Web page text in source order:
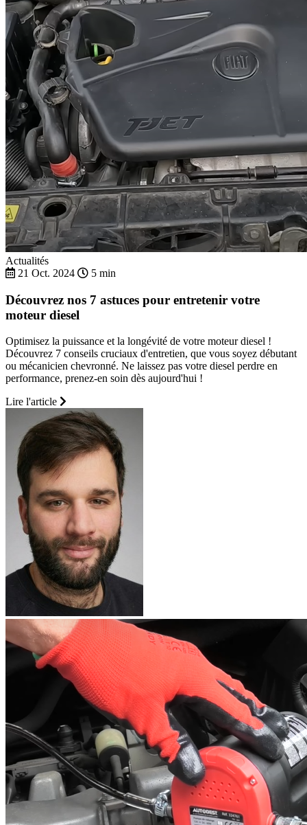
Actualités
21 Oct. 2024
5 min
Découvrez nos 7 astuces pour entretenir votre
moteur diesel
Optimisez la puissance et la longévité de votre moteur diesel !
Découvrez 7 conseils cruciaux d'entretien, que vous soyez débutant
ou mécanicien chevronné. Ne laissez pas votre diesel perdre en
performance, prenez-en soin dès aujourd'hui !
Lire l'article